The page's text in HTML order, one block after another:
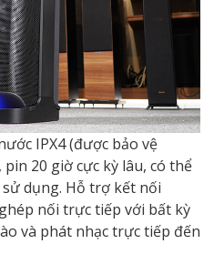
IPX4 (được bảo vệ
20 giờ cực kỳ lâu, có thể
sử dụng. Hỗ trợ kết nối
nối trực tiếp với bất kỳ
và phát nhạc trực tiếp đến